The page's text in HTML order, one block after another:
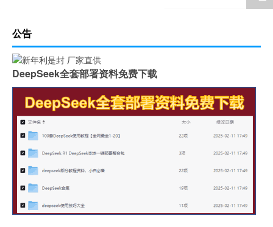
公告
DeepSeek全套部署资料免费下载